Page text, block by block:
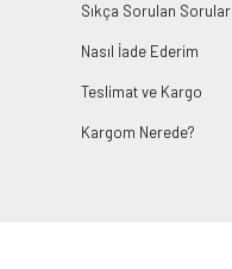
Sıkça Sorulan Sorular
Nasıl İade Ederim
Teslimat ve Kargo
Kargom Nerede?